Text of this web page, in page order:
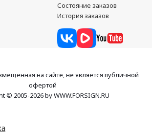
Состояние заказов
История заказов
на сайте, не является публичной
офертой
© 2005-2026 by WWW.FORSIGN.RU